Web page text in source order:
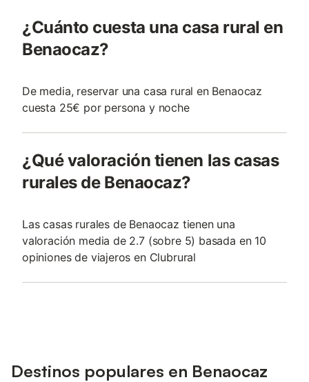
¿Cuánto cuesta una casa rural en
Benaocaz?
De media, reservar una casa rural en Benaocaz
cuesta 25€ por persona y noche
¿Qué valoración tienen las casas
rurales de Benaocaz?
Las casas rurales de Benaocaz tienen una
valoración media de 2.7 (sobre 5) basada en 10
opiniones de viajeros en Clubrural
Destinos populares en Benaocaz